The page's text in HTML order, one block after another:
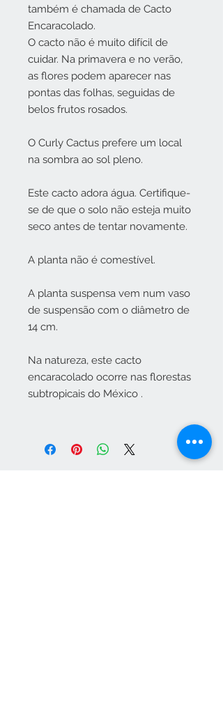
também é chamada de Cacto
Encaracolado.
O cacto não é muito difícil de
cuidar. Na primavera e no verão,
as flores podem aparecer nas
pontas das folhas, seguidas de
belos frutos rosados.
O Curly Cactus prefere um local
na sombra ao sol pleno.
Este cacto adora água. Certifique-
se de que o solo não esteja muito
seco antes de tentar novamente.
A planta não é comestível.
A planta suspensa vem num vaso
de suspensão com o diâmetro de
14 cm.
Na natureza, este cacto
encaracolado ocorre nas florestas
subtropicais do México .